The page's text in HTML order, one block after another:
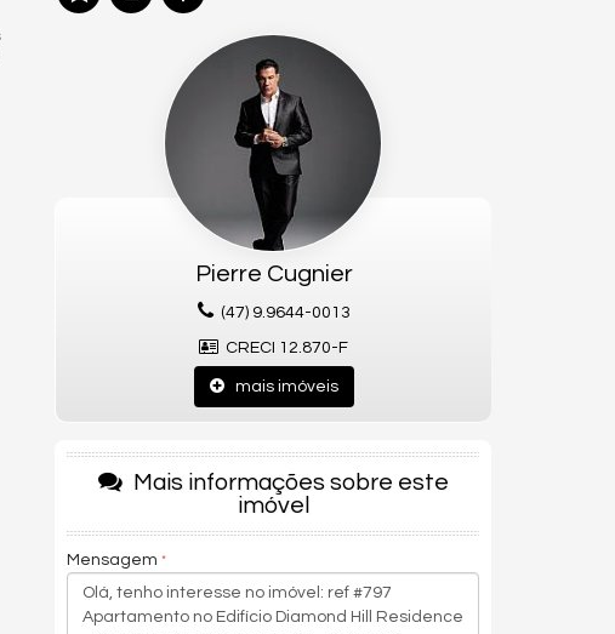
Pierre Cugnier
(47) 9.9644-0013
CRECI 12.870-F
mais imóveis
Mais informações sobre este
imóvel
Mensagem